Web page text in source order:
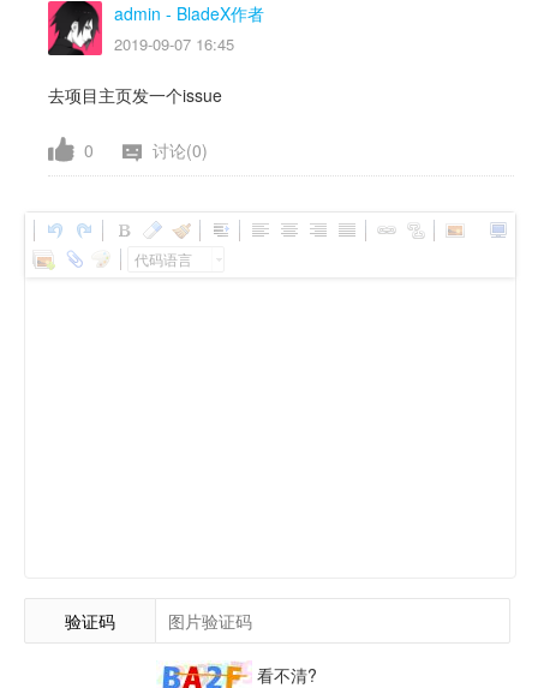
admin - BladeX作者
2019-09-07 16:45
去项目主页发一个issue
0 讨论(0)
代码语言
验证码
看不清?